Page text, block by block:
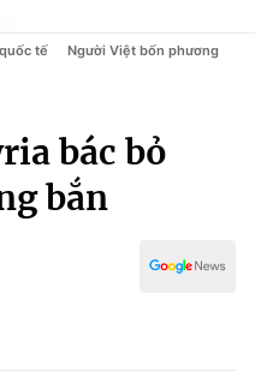
tế Người Việt bốn phương
bác bỏ
bắn